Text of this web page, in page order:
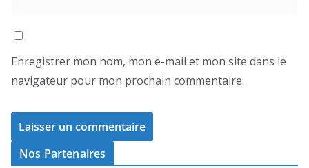
Enregistrer mon nom, mon e-mail et mon site dans le
navigateur pour mon prochain commentaire.
Nos Partenaires